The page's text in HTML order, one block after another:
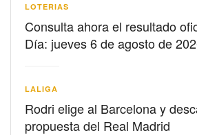
LOTERIAS
Consulta ahora el resultado
Día: jueves 6 de agosto de
LALIGA
Rodri elige al Barcelona y
propuesta del Real Madrid